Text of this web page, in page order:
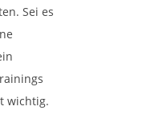
Sei es
wichtig.